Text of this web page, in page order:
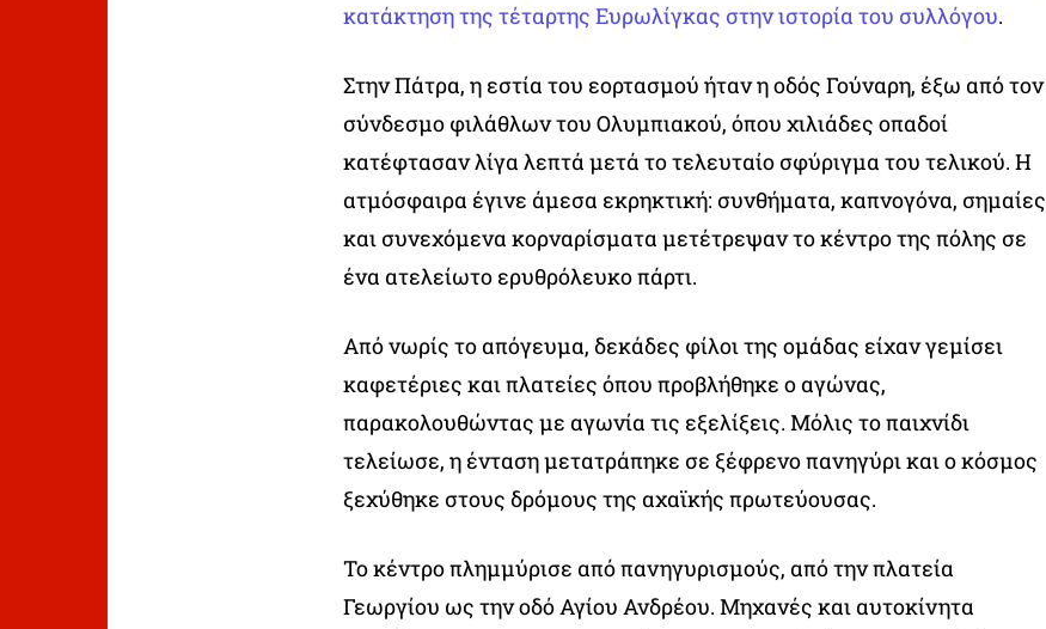
κατάκτηση της τέταρτης Ευρωλίγκας στην ιστορία του συλλόγου.
Στην Πάτρα, η εστία του εορτασμού ήταν η οδός Γούναρη, έξω από τον
σύνδεσμο φιλάθλων του Ολυμπιακού, όπου χιλιάδες οπαδοί
κατέφτασαν λίγα λεπτά μετά το τελευταίο σφύριγμα του τελικού. Η
ατμόσφαιρα έγινε άμεσα εκρηκτική: συνθήματα, καπνογόνα, σημαίες
και συνεχόμενα κορναρίσματα μετέτρεψαν το κέντρο της πόλης σε
ένα ατελείωτο ερυθρόλευκο πάρτι.
Από νωρίς το απόγευμα, δεκάδες φίλοι της ομάδας είχαν γεμίσει
καφετέριες και πλατείες όπου προβλήθηκε ο αγώνας,
παρακολουθώντας με αγωνία τις εξελίξεις. Μόλις το παιχνίδι
τελείωσε, η ένταση μετατράπηκε σε ξέφρενο πανηγύρι και ο κόσμος
ξεχύθηκε στους δρόμους της αχαϊκής πρωτεύουσας.
Το κέντρο πλημμύρισε από πανηγυρισμούς, από την πλατεία
Γεωργίου ως την οδό Αγίου Ανδρέου. Μηχανές και αυτοκίνητα